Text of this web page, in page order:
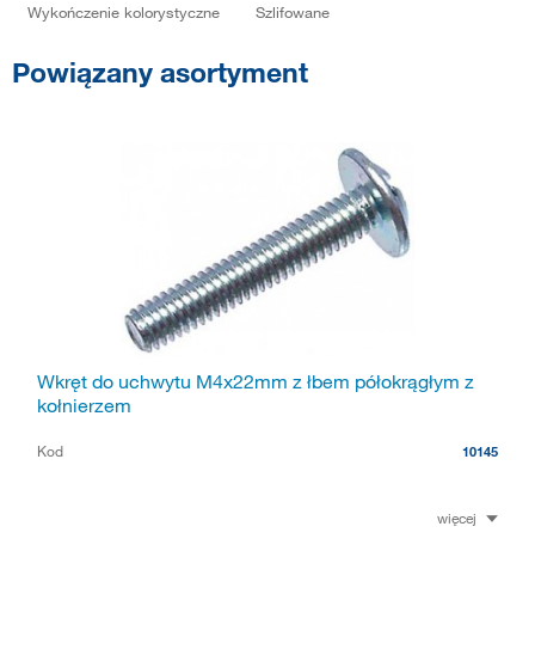
Wykończenie kolorystyczne Szlifowane
Powiązany asortyment
Wkręt do uchwytu M4x22mm z łbem półokrągłym z
kołnierzem
Kod 10145
więcej